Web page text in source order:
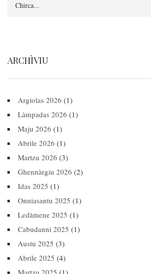
ARCHÌVIU
Argiolas 2026 (1)
Làmpadas 2026 (1)
Maju 2026 (1)
Abrile 2026 (1)
Martzu 2026 (3)
Ghennàrgiu 2026 (2)
Idas 2025 (1)
Onniasantu 2025 (1)
Ledàmene 2025 (1)
Cabudanni 2025 (1)
Austu 2025 (3)
Abrile 2025 (4)
Martzu 2025 (1)